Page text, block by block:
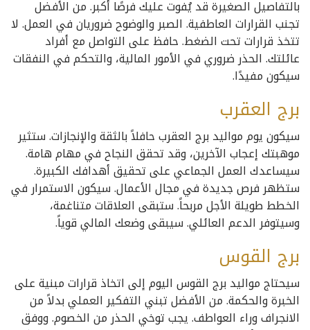
بالتفاصيل الصغيرة قد يُفوت عليك فرصًا أكبر. من الأفضل
تجنب القرارات العاطفية. الصبر والوضوح ضروريان في العمل. لا
تتخذ قرارات تحت الضغط. حافظ على التواصل مع أفراد
عائلتك. الحذر ضروري في الأمور المالية، والتحكم في النفقات
سيكون مفيدًا.
برج العقرب
سيكون يوم مواليد برج العقرب حافلاً بالثقة والإنجازات. ستثير
موهبتك إعجاب الآخرين، وقد تحقق النجاح في مهام هامة.
سيساعدك العمل الجماعي على تحقيق أهدافك الكبيرة.
ستظهر فرص جديدة في مجال الأعمال. سيكون الاستمرار في
الخطط طويلة الأجل مربحاً. ستبقى العلاقات متناغمة،
وسيتوفر الدعم العائلي. سيبقى وضعك المالي قوياً.
برج القوس
سيحتاج مواليد برج القوس اليوم إلى اتخاذ قرارات مبنية على
الخبرة والحكمة. من الأفضل تبني التفكير العملي بدلاً من
الانجراف وراء العواطف. يجب توخي الحذر من الخصوم. ووفق